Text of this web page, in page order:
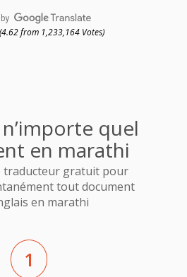
(4.62 from 1,233,164 Votes)
quel
en marathi
traducteur gratuit pour
tout document
en marathi
1